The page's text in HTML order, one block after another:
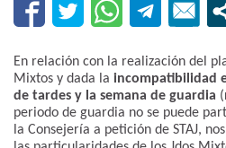
En relación con la realización del
Mixtos y dada la incompatibilidad
de tardes y la semana de guardia
periodo de guardia no se puede
la Consejería a petición de STAJ,